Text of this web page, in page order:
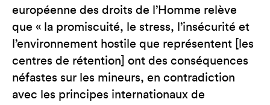
européenne des droits de l’Homme relève
que « la promiscuité, le stress, l’insécurité et
l’environnement hostile que représentent [les
centres de rétention] ont des conséquences
néfastes sur les mineurs, en contradiction
avec les principes internationaux de